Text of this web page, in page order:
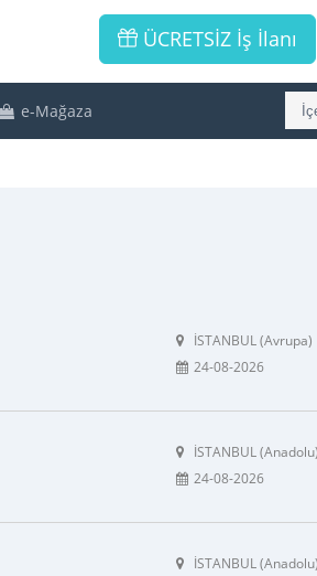
ÜCRETSİZ İş İlanı
e-Mağaza
İSTANBUL (Avrupa)
24-08-2026
İSTANBUL (Anadolu)
24-08-2026
İSTANBUL (Anadolu)